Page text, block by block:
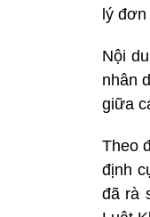
lý
Nội
nhân
giữa
Theo
định
đã rà